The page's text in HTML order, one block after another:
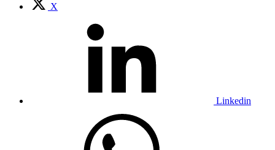
X
Linkedin